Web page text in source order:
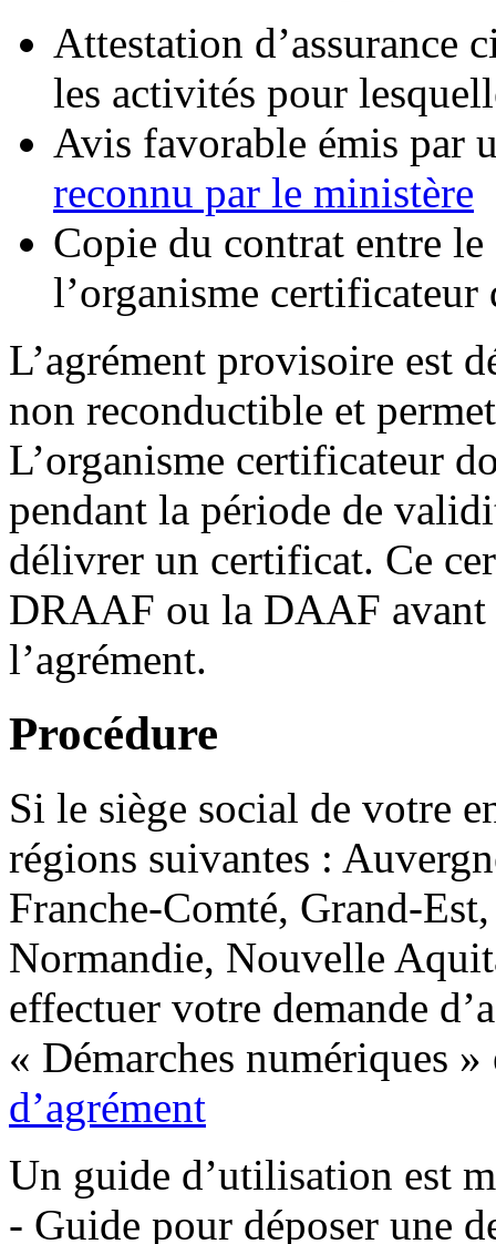
Attestation d’assurance
les activités pour
Avis favorable émis par
reconnu par le ministère
Copie du contrat entre le
l’organisme
L’agrément provisoire est
non reconductible et
L’organisme certificateur
pendant la période de
délivrer un certificat. Ce
DRAAF ou la DAAF avant
l’agrément.
Procédure
Si le siège social de votre
régions suivantes :
Franche-Comté, Grand-
Normandie, Nouvelle
effectuer votre demande
« Démarches numériques
d’agrément
Un guide d’utilisation est
- Guide pour déposer une